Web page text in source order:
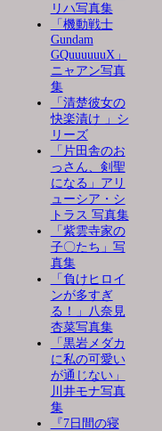
リハ写真集
「機動戦士
Gundam
GQuuuuuuX」
ニャアン写真
集
「清楚彼女の
快楽漬け 」シ
リーズ
「片田舎のお
っさん、剣聖
になる」アリ
ューシア・シ
トラス 写真集
「紫雲寺家の
子〇たち」写
真集
「負けヒロイ
ンが多すぎ
る！」八奈見
杏菜写真集
「黒岩メダカ
に私の可愛い
が通じない」
川井モナ写真
集
『7日間の寝